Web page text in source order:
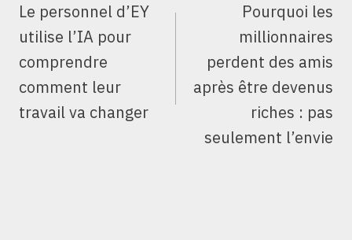
L’ARTICLE
Le personnel d’EY
utilise l’IA pour
comprendre
comment leur
travail va changer
Pourquoi les
millionnaires
perdent des amis
après être devenus
riches : pas
seulement l’envie